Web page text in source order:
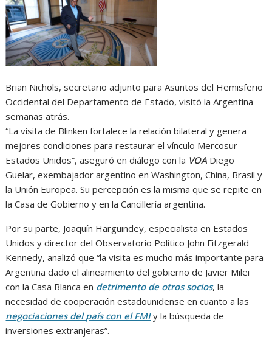
Brian Nichols, secretario adjunto para Asuntos del Hemisferio
Occidental del Departamento de Estado, visitó la Argentina
semanas atrás.
“La visita de Blinken fortalece la relación bilateral y genera
mejores condiciones para restaurar el vínculo Mercosur-
Estados Unidos”, aseguró en diálogo con la VOA Diego
Guelar, exembajador argentino en Washington, China, Brasil y
la Unión Europea. Su percepción es la misma que se repite en
la Casa de Gobierno y en la Cancillería argentina.
Por su parte, Joaquín Harguindey, especialista en Estados
Unidos y director del Observatorio Político John Fitzgerald
Kennedy, analizó que “la visita es mucho más importante para
Argentina dado el alineamiento del gobierno de Javier Milei
con la Casa Blanca en detrimento de otros socios, la
necesidad de cooperación estadounidense en cuanto a las
negociaciones del país con el FMIy la búsqueda de
inversiones extranjeras”.